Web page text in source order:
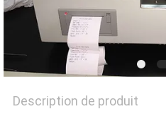
Description de produit